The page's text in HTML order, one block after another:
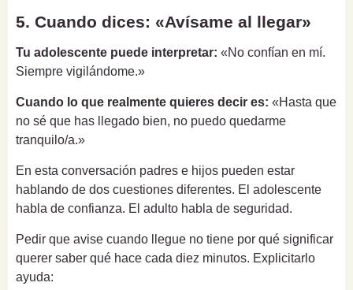
5. Cuando dices: «Avísame al llegar»
Tu adolescente puede interpretar: «No confían en mí.
Siempre vigilándome.»
Cuando lo que realmente quieres decir es: «Hasta que
no sé que has llegado bien, no puedo quedarme
tranquilo/a.»
En esta conversación padres e hijos pueden estar
hablando de dos cuestiones diferentes. El adolescente
habla de confianza. El adulto habla de seguridad.
Pedir que avise cuando llegue no tiene por qué significar
querer saber qué hace cada diez minutos. Explicitarlo
ayuda: